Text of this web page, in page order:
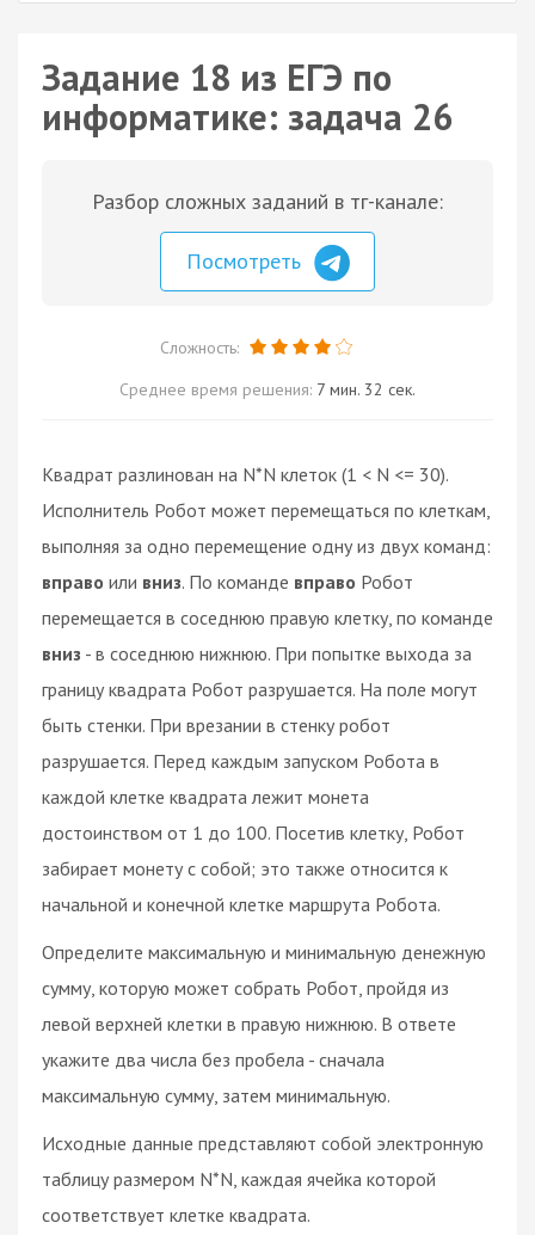
Задание 18 из ЕГЭ по
информатике: задача 26
Разбор сложных заданий в тг-канале:
Посмотреть
Сложность:
Среднее время решения: 7 мин. 32 сек.
Квадрат разлинован на N*N клеток (1 < N <= 30).
Исполнитель Робот может перемещаться по клеткам,
выполняя за одно перемещение одну из двух команд:
вправо или вниз. По команде вправо Робот
перемещается в соседнюю правую клетку, по команде
вниз - в соседнюю нижнюю. При попытке выхода за
границу квадрата Робот разрушается. На поле могут
быть стенки. При врезании в стенку робот
разрушается. Перед каждым запуском Робота в
каждой клетке квадрата лежит монeта
достоинством от 1 до 100. Посетив клетку, Робот
забирает монету с собой; это также относится к
начальной и конечной клетке маршрута Робота.
Определите максимальную и минимальную денежную
сумму, которую может собрать Робот, пройдя из
левой верхней клетки в правую нижнюю. В ответе
укажите два числа без пробела - сначала
максимальную сумму, затем минимальную.
Исходные данные представляют собой электронную
таблицу размером N*N, каждая ячейка которой
соответствует клетке квадрата.